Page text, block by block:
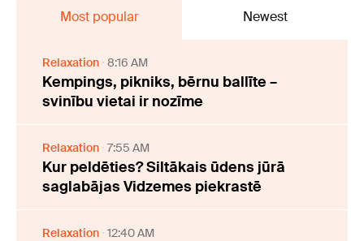
Most popular Newest
Relaxation 8:16 AM
Kempings, pikniks, bērnu ballīte –
svinību vietai ir nozīme
Relaxation 7:55 AM
Kur peldēties? Siltākais ūdens jūrā
saglabājas Vidzemes piekrastē
Relaxation 12:40 AM